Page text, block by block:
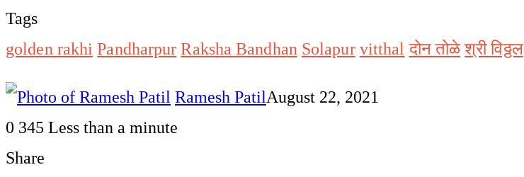
Tags
golden rakhi Pandharpur Raksha Bandhan Solapur vitthal दोन तोळे श्री विठ्ठल
Ramesh PatilAugust 22, 2021
0 345 Less than a minute
Share